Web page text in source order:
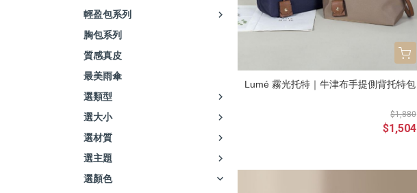
輕盈包系列
胸包系列
質感真皮
最美雨傘
選類型
選大小
選材質
選主題
選顏色
Lumé 霧光托特｜牛津布手提側背托特包
$1,880
$1,504